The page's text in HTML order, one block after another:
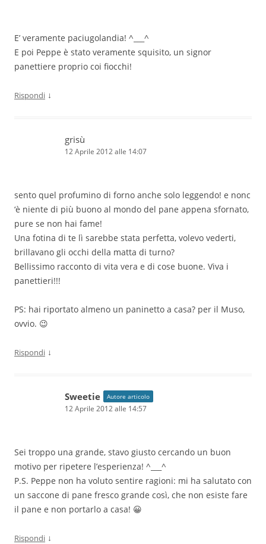
E’ veramente paciugolandia! ^___^
E poi Peppe è stato veramente squisito, un signor
panettiere proprio coi fiocchi!
Rispondi ↓
grisù
12 Aprile 2012 alle 14:07
sento quel profumino di forno anche solo leggendo! e nonc
‘è niente di più buono al mondo del pane appena sfornato,
pure se non hai fame!
Una fotina di te lì sarebbe stata perfetta, volevo vederti,
brillavano gli occhi della matta di turno?
Bellissimo racconto di vita vera e di cose buone. Viva i
panettieri!!!
PS: hai riportato almeno un paninetto a casa? per il Muso,
ovvio. 😉
Rispondi ↓
Sweetie Autore articolo
12 Aprile 2012 alle 14:57
Sei troppo una grande, stavo giusto cercando un buon
motivo per ripetere l’esperienza! ^___^
P.S. Peppe non ha voluto sentire ragioni: mi ha salutato con
un saccone di pane fresco grande così, che non esiste fare
il pane e non portarlo a casa! 😀
Rispondi ↓